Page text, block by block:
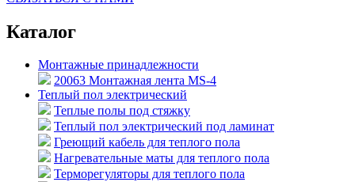
Каталог
Монтажные принадлежности
20063 Монтажная лента MS-4
Теплый пол электрический
Теплые полы под стяжку
Теплый пол электрический под ламинат
Греющий кабель для теплого пола
Нагревательные маты для теплого пола
Терморегуляторы для теплого пола